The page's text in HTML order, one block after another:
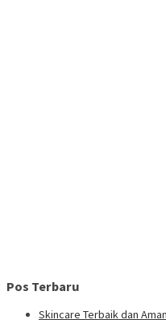
Pos Terbaru
Skincare Terbaik dan